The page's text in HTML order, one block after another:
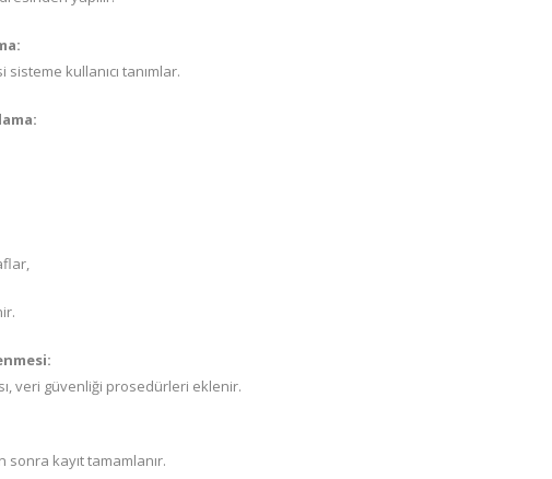
kullanıcı tanımlar.
veri güvenliği prosedürleri eklenir.
kayıt tamamlanır.